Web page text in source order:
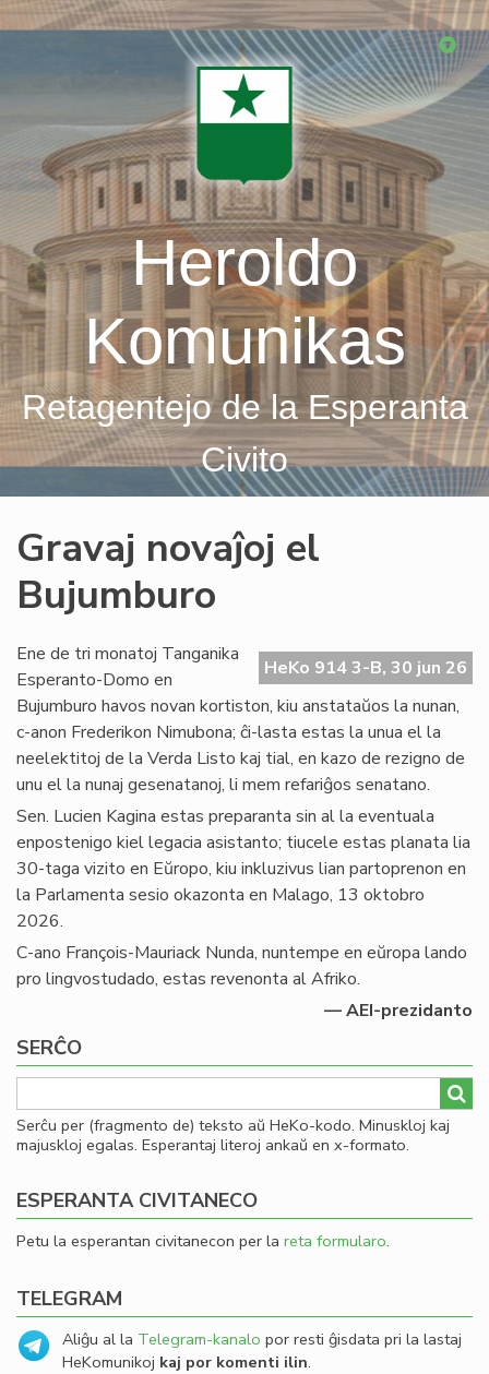
Skip
Heroldo
Komunikas
Retagentejo de la Esperanta
Civito
Gravaj novaĵoj el
Bujumburo
HeKo 914 3-B, 30 jun 26
Ene de tri monatoj Tanganika
Esperanto-Domo en
Bujumburo havos novan kortiston, kiu anstataŭos la nunan,
c-anon Frederikon Nimubona; ĉi-lasta estas la unua el la
neelektitoj de la Verda Listo kaj tial, en kazo de rezigno de
unu el la nunaj gesenatanoj, li mem refariĝos senatano.
Sen. Lucien Kagina estas preparanta sin al la eventuala
enpostenigo kiel legacia asistanto; tiucele estas planata lia
30-taga vizito en Eŭropo, kiu inkluzivus lian partoprenon en
la Parlamenta sesio okazonta en Malago, 13 oktobro
2026.
C-ano François-Mauriack Nunda, nuntempe en eŭropa lando
pro lingvostudado, estas revenonta al Afriko.
— AEI-prezidanto
SERĈO
Serĉu per (fragmento de) teksto aŭ HeKo-kodo. Minuskloj kaj
majuskloj egalas. Esperantaj literoj ankaŭ en x-formato.
ESPERANTA CIVITANECO
Petu la esperantan civitanecon per la reta formularo.
TELEGRAM
Aliĝu al la Telegram-kanalo por resti ĝisdata pri la lastaj
HeKomunikoj kaj por komenti ilin.